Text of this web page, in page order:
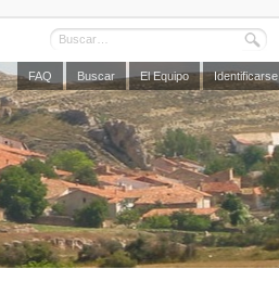
FAQ Buscar El Equipo Identificarse